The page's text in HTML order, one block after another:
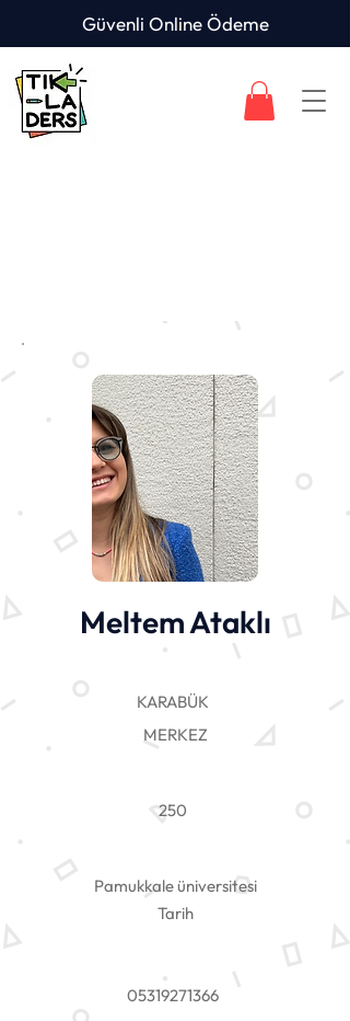
Güvenli Online Ödeme
Meltem Ataklı
KARABÜK
MERKEZ
250
Pamukkale üniversitesi
Tarih
05319271366